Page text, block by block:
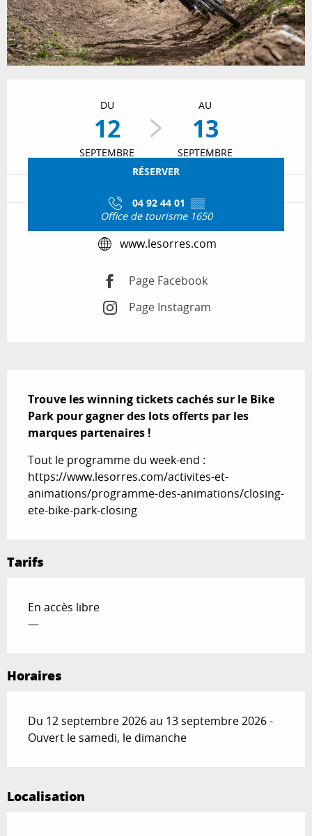
DU
12
SEPTEMBRE
AU
13
SEPTEMBRE
RÉSERVER
04 92 44 01 ▒▒
Office de tourisme 1650
www.lesorres.com
Page Facebook
Page Instagram
Trouve les winning tickets cachés sur le Bike
Park pour gagner des lots offerts par les
marques partenaires !
Tout le programme du week-end :
https://www.lesorres.com/activites-et-
animations/programme-des-animations/closing-
ete-bike-park-closing
Tarifs
En accès libre
—
Horaires
Du 12 septembre 2026 au 13 septembre 2026 -
Ouvert le samedi, le dimanche
Localisation